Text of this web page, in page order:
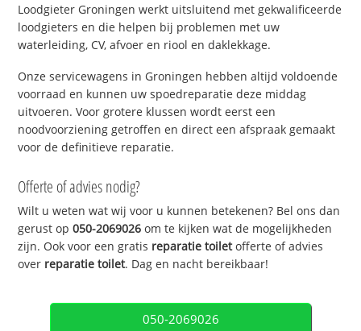
Loodgieter Groningen werkt uitsluitend met gekwalificeerde
loodgieters en die helpen bij problemen met uw
waterleiding, CV, afvoer en riool en daklekkage.
Onze servicewagens in Groningen hebben altijd voldoende
voorraad en kunnen uw spoedreparatie deze middag
uitvoeren. Voor grotere klussen wordt eerst een
noodvoorziening getroffen en direct een afspraak gemaakt
voor de definitieve reparatie.
Offerte of advies nodig?
Wilt u weten wat wij voor u kunnen betekenen? Bel ons dan
gerust op050-2069026 om te kijken wat de mogelijkheden
zijn. Ook voor een gratis reparatie toiletofferte of advies
over reparatie toilet. Dag en nacht bereikbaar!
050-2069026